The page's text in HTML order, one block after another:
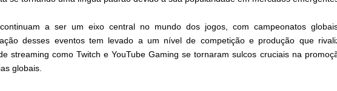
a ser um eixo central no mundo dos jogos, com campeonatos
desses eventos tem levado a um nível de competição e produção que
streaming como Twitch e YouTube Gaming se tornaram sulcos cruciais na
globais.